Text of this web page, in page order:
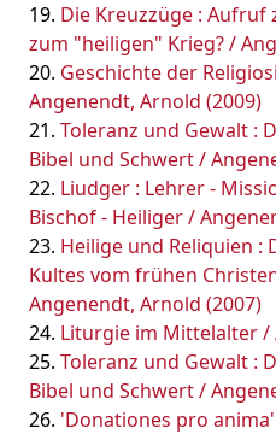
Die Kreuzzüge :
zum "heiligen" Krieg? /
Geschichte der
Angenendt, Arnold (2009)
Toleranz und Gewalt :
Bibel und Schwert /
Liudger : Lehrer -
Bischof - Heiliger /
Heilige und Reliquien :
Kultes vom frühen
Angenendt, Arnold (2007)
Liturgie im Mittelalter /
Toleranz und Gewalt :
Bibel und Schwert /
'Donationes pro